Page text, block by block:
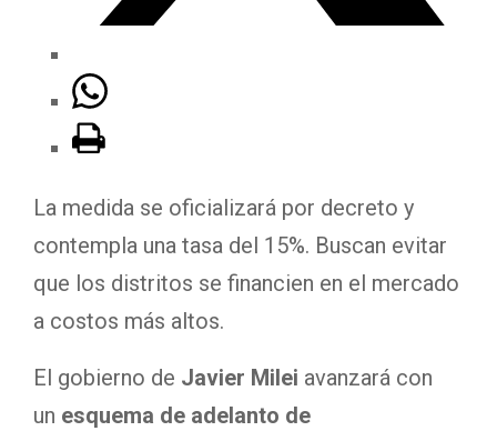
La medida se oficializará por decreto y
contempla una tasa del 15%. Buscan evitar
que los distritos se financien en el mercado
a costos más altos.
El gobierno de Javier Milei avanzará con
un esquema de adelanto de